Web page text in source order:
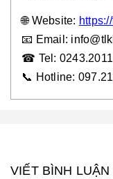
🌐 Website:
📧 Email:
☎ Tel:
📞 Hotline:
VIẾT BÌNH LUẬN